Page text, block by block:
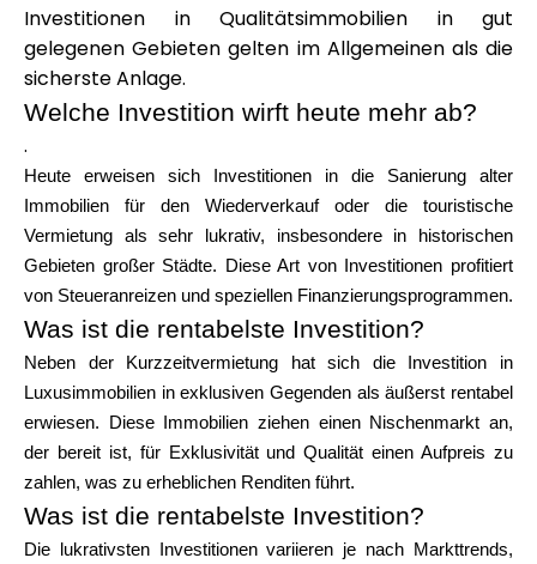
Investitionen in Qualitätsimmobilien in gut
gelegenen Gebieten gelten im Allgemeinen als die
sicherste Anlage.
Welche Investition wirft heute mehr ab?
.
Heute erweisen sich Investitionen in die Sanierung alter
Immobilien für den Wiederverkauf oder die touristische
Vermietung als sehr lukrativ, insbesondere in historischen
Gebieten großer Städte. Diese Art von Investitionen profitiert
von Steueranreizen und speziellen Finanzierungsprogrammen.
Was ist die rentabelste Investition?
Neben der Kurzzeitvermietung hat sich die Investition in
Luxusimmobilien in exklusiven Gegenden als äußerst rentabel
erwiesen. Diese Immobilien ziehen einen Nischenmarkt an,
der bereit ist, für Exklusivität und Qualität einen Aufpreis zu
zahlen, was zu erheblichen Renditen führt.
Was ist die rentabelste Investition?
Die lukrativsten Investitionen variieren je nach Markttrends,